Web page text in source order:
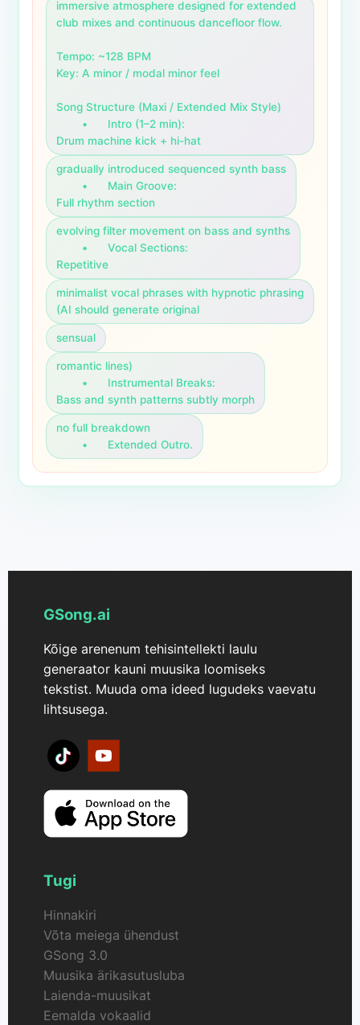
immersive atmosphere designed for extended
club mixes and continuous dancefloor flow.
Tempo: ~128 BPM
Key: A minor / modal minor feel
Song Structure (Maxi / Extended Mix Style)
Drum machine kick + hi-hat
gradually introduced sequenced synth bass
Full rhythm section
evolving filter movement on bass and synths
Repetitive
minimalist vocal phrases with hypnotic phrasing
(AI should generate original
sensual
romantic lines)
Bass and synth patterns subtly morph
no full breakdown
	•	Extended Outro.
GSong.ai
Kõige arenenum tehisintellekti laulu
generaator kauni muusika loomiseks
tekstist. Muuda oma ideed lugudeks vaevatu
lihtsusega.
Tugi
Hinnakiri
Võta meiega ühendust
GSong 3.0
Muusika ärikasutusluba
Laienda-muusikat
Eemalda vokaalid